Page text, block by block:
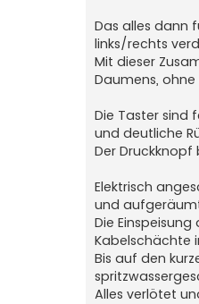
Das alles dann
links/rechts
Mit dieser
Daumens,
Die Taster sind
und deutliche
Der
Elektrisch
und
Die
Kabelschächte
Bis auf den
Alles verlötet